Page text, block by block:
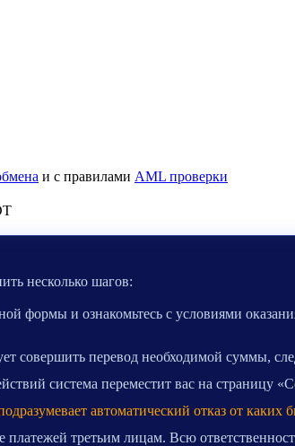
и с правилами AML проверки
несколько шагов:
формы и ознакомьтесь с условиями
совершить перевод необходимой суммы,
система переместит вас на страницу
автоматический отказ от
платежей третьим лицам. Всю